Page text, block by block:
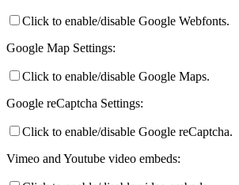
Click to enable/disable Google Webfonts.
Google Map Settings:
Click to enable/disable Google Maps.
Google reCaptcha Settings:
Click to enable/disable Google reCaptcha.
Vimeo and Youtube video embeds: